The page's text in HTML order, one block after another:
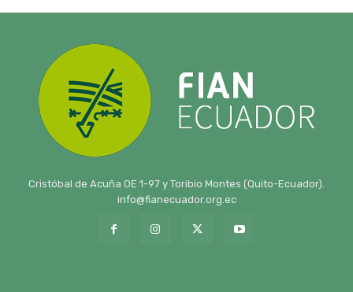
Cristóbal de Acuña OE 1-97 y Toribio Montes (Quito-Ecuador).
info@fianecuador.org.ec